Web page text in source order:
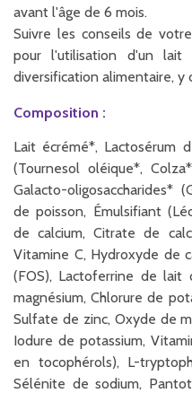
avant l'âge de 6 mois.
Suivre les conseils de
pour l'utilisation d'un
diversification alimentaire, y
Composition :
Lait écrémé*, Lactosérum
(Tournesol oléique*,
Galacto-oligosaccharides*
de poisson, Émulsifiant
de calcium, Citrate de
Vitamine C, Hydroxyde de
(FOS), Lactoferrine de lait
magnésium, Chlorure de
Sulfate de zinc, Oxyde de
Iodure de potassium,
en tocophérols), L-
Sélénite de sodium,